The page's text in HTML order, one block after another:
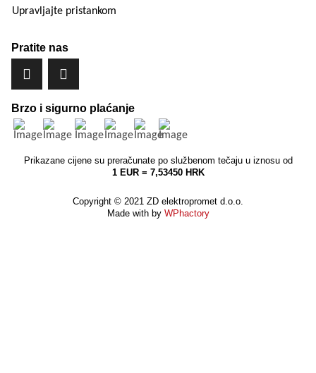
Upravljajte pristankom
Pratite nas
Brzo i sigurno plaćanje
Prikazane cijene su preračunate po službenom tečaju u iznosu od
1 EUR = 7,53450 HRK
Copyright © 2021 ZD elektropromet d.o.o.
Made with by WPhactory